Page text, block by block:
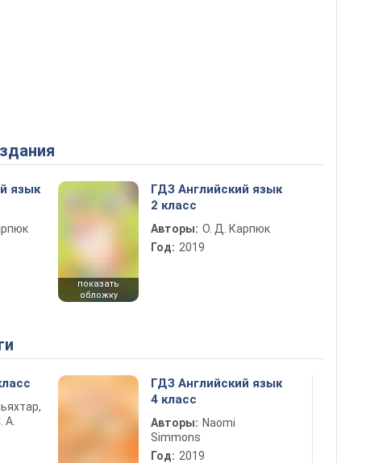
язык
показать
обложку
ГДЗ Английский язык
2 класс
Авторы: О. Д. Карпюк
Год: 2019
А.
ГДЗ Английский язык
4 класс
Авторы: Naomi
Simmons
Год: 2019